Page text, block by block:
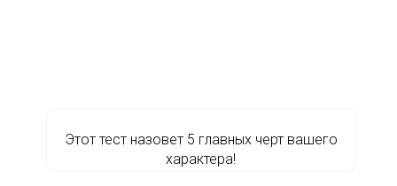
Этот тест назовет 5 главных черт вашего
характера!